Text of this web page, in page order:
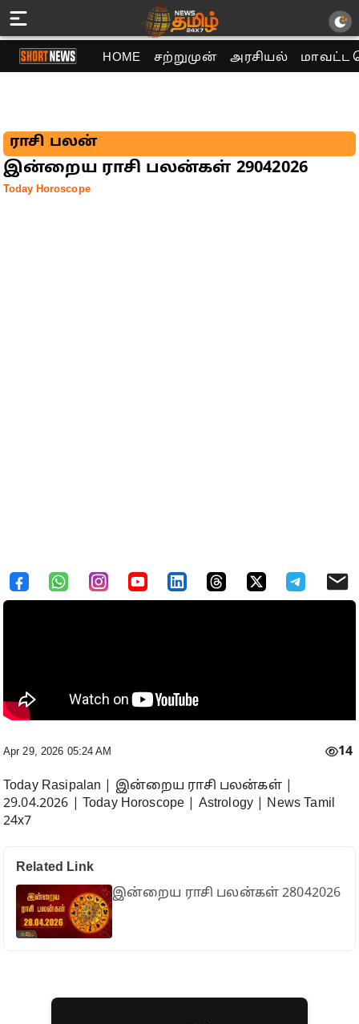
HOME சற்றுமுன் அரசியல் மாவட்ட
ராசி பலன்
இன்றைய ராசி பலன்கள் 29042026
Today Horoscope
Apr 29, 2026 05:24 AM 14
Today Rasipalan | இன்றைய ராசி பலன்கள் |
29.04.2026 | Today Horoscope | Astrology | News Tamil
24x7
Related Link
இன்றைய ராசி பலன்கள் 28042026